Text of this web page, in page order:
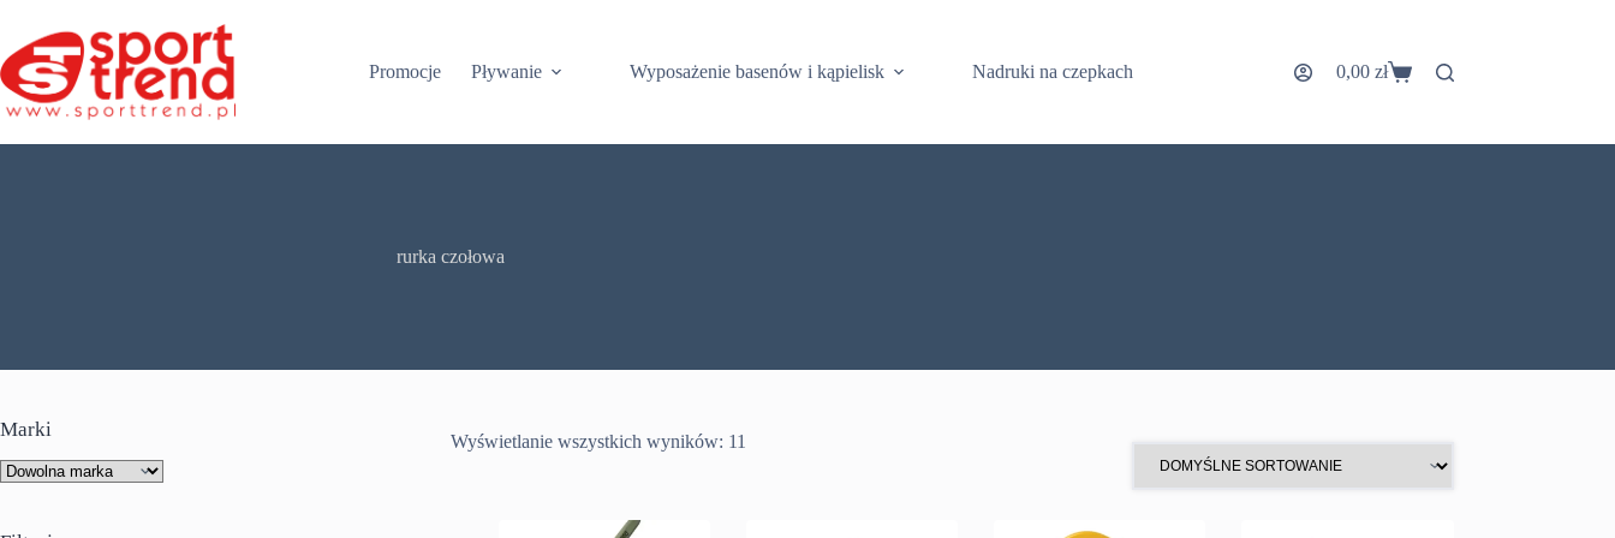
treści
Promocje
Pływanie Wyposażenie basenów i kąpielisk Nadruki na czepkach Koszyk
0,00 zł
rurka czołowa
Wyświetlanie wszystkich wyników: 11
Marki